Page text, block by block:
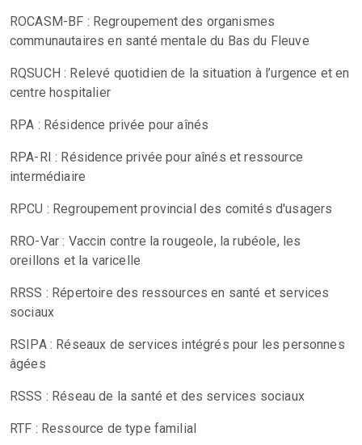
ROCASM-BF : Regroupement des organismes
communautaires en santé mentale du Bas du Fleuve
RQSUCH : Relevé quotidien de la situation à l’urgence et en
centre hospitalier
RPA : Résidence privée pour aînés
RPA-RI : Résidence privée pour aînés et ressource
intermédiaire
RPCU : Regroupement provincial des comités d'usagers
RRO-Var : Vaccin contre la rougeole, la rubéole, les
oreillons et la varicelle
RRSS : Répertoire des ressources en santé et services
sociaux
RSIPA : Réseaux de services intégrés pour les personnes
âgées
RSSS : Réseau de la santé et des services sociaux
RTF : Ressource de type familial